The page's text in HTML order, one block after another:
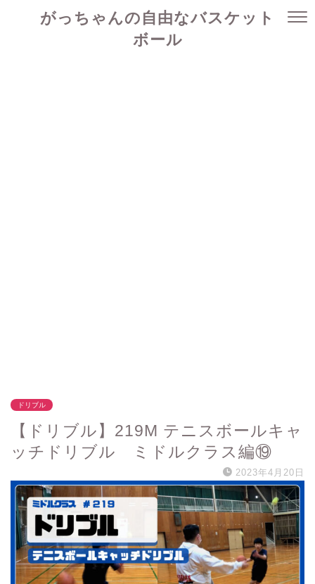
がっちゃんの自由なバスケット
ボール
ドリブル
【ドリブル】219M テニスボールキャ
ッチドリブル ミドルクラス編⑲
2023年4月20日